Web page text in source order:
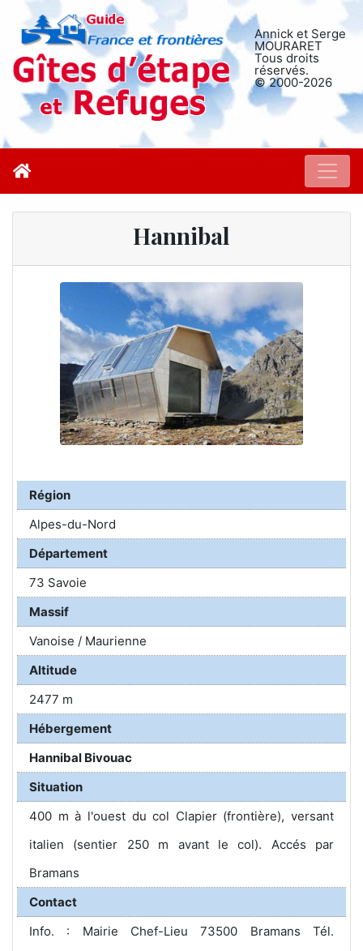
Annick et Serge
MOURARET
Tous droits
réservés.
© 2000-2026
Hannibal
Région
Alpes-du-Nord
Département
73 Savoie
Massif
Vanoise / Maurienne
Altitude
2477 m
Hébergement
Hannibal Bivouac
Situation
400 m à l'ouest du col Clapier (frontière), versant
italien (sentier 250 m avant le col). Accés par
Bramans
Contact
Info. : Mairie Chef-Lieu 73500 Bramans Tél.